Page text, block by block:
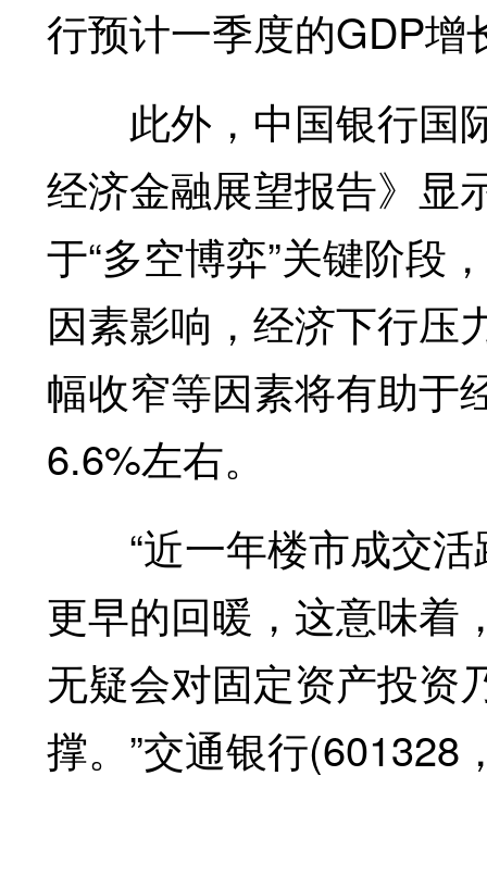
行预计一季度的GDP增
此外，中国银行国
经济金融展望报告》显
于“多空博弈”关键阶段
因素影响，经济下行压
幅收窄等因素将有助于
6.6%左右。
“近一年楼市成交活
更早的回暖，这意味着
无疑会对固定资产投资
撑。”交通银行(601328